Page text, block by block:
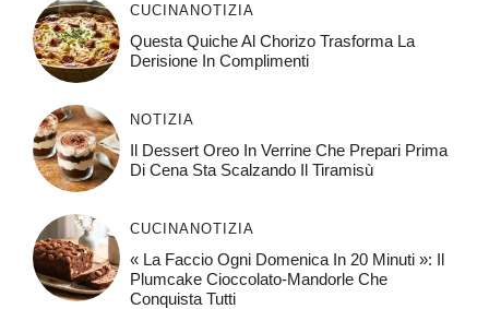
CUCINANOTIZIA
Questa Quiche Al Chorizo ​​trasforma La
Derisione In Complimenti
NOTIZIA
Il Dessert Oreo In Verrine Che Prepari Prima
Di Cena Sta Scalzando Il Tiramisù
CUCINANOTIZIA
« La Faccio Ogni Domenica In 20 Minuti »: Il
Plumcake Cioccolato-Mandorle Che
Conquista Tutti